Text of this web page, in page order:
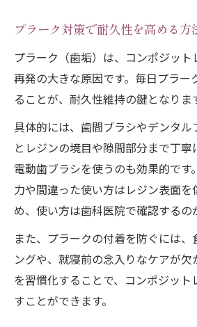
プラーク対策で耐久性を高める方
プラーク（歯垢）は、コンポジッ
再発の大きな原因です。毎日プラー
ることが、耐久性維持の鍵となりま
具体的には、歯間ブラシやデンタ
とレジンの境目や隙間部分まで丁寧
電動歯ブラシを使うのも効果的です
力や間違った使い方はレジン表面
め、使い方は歯科医院で確認するの
また、プラークの付着を防ぐには
ングや、就寝前の念入りなケアが欠
を習慣化することで、コンポジッ
すことができます。